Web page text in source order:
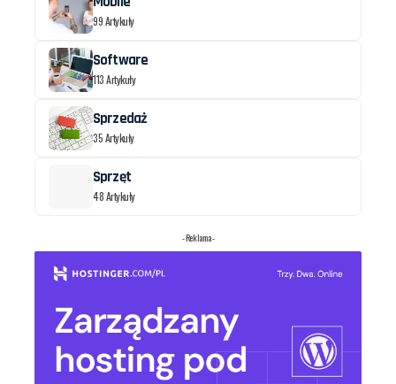
99 Artykuły
Software
113 Artykuły
Sprzedaż
35 Artykuły
Sprzęt
48 Artykuły
- Reklama -